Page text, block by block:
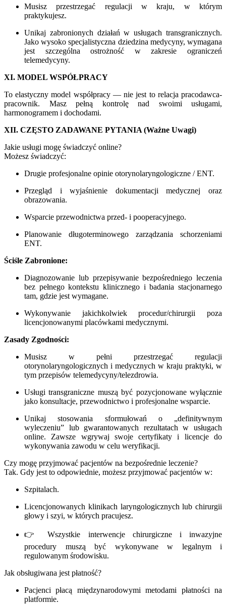
Musisz przestrzegać regulacji w kraju, w którym
praktykujesz.
Unikaj zabronionych działań w usługach transgranicznych.
Jako wysoko specjalistyczna dziedzina medycyny, wymagana
jest szczególna ostrożność w zakresie ograniczeń
telemedycyny.
XI. MODEL WSPÓŁPRACY
To elastyczny model współpracy — nie jest to relacja pracodawca-
pracownik. Masz pełną kontrolę nad swoimi usługami,
harmonogramem i dochodami.
XII. CZĘSTO ZADAWANE PYTANIA (Ważne Uwagi)
Jakie usługi mogę świadczyć online?
Możesz świadczyć:
Drugie profesjonalne opinie otorynolaryngologiczne / ENT.
Przegląd i wyjaśnienie dokumentacji medycznej oraz
obrazowania.
Wsparcie przewodnictwa przed- i pooperacyjnego.
Planowanie długoterminowego zarządzania schorzeniami
ENT.
Ściśle Zabronione:
Diagnozowanie lub przepisywanie bezpośredniego leczenia
bez pełnego kontekstu klinicznego i badania stacjonarnego
tam, gdzie jest wymagane.
Wykonywanie jakichkolwiek procedur/chirurgii poza
licencjonowanymi placówkami medycznymi.
Zasady Zgodności:
Musisz w pełni przestrzegać regulacji
otorynolaryngologicznych i medycznych w kraju praktyki, w
tym przepisów telemedycyny/telezdrowia.
Usługi transgraniczne muszą być pozycjonowane wyłącznie
jako konsultacje, przewodnictwo i profesjonalne wsparcie.
Unikaj stosowania sformułowań o „definitywnym
wyleczeniu” lub gwarantowanych rezultatach w usługach
online. Zawsze wgrywaj swoje certyfikaty i licencje do
wykonywania zawodu w celu weryfikacji.
Czy mogę przyjmować pacjentów na bezpośrednie leczenie?
Tak. Gdy jest to odpowiednie, możesz przyjmować pacjentów w:
Szpitalach.
Licencjonowanych klinikach laryngologicznych lub chirurgii
głowy i szyi, w których pracujesz.
👉 Wszystkie interwencje chirurgiczne i inwazyjne
procedury muszą być wykonywane w legalnym i
regulowanym środowisku.
Jak obsługiwana jest płatność?
Pacjenci płacą międzynarodowymi metodami płatności na
platformie.